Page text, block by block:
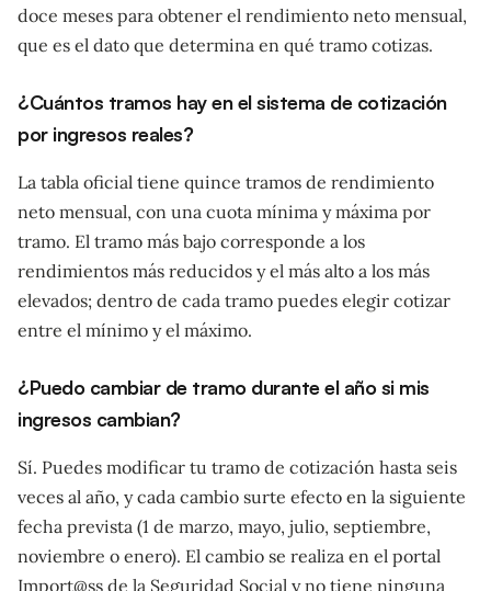
doce meses para obtener el rendimiento neto mensual,
que es el dato que determina en qué tramo cotizas.
¿Cuántos tramos hay en el sistema de cotización
por ingresos reales?
La tabla oficial tiene quince tramos de rendimiento
neto mensual, con una cuota mínima y máxima por
tramo. El tramo más bajo corresponde a los
rendimientos más reducidos y el más alto a los más
elevados; dentro de cada tramo puedes elegir cotizar
entre el mínimo y el máximo.
¿Puedo cambiar de tramo durante el año si mis
ingresos cambian?
Sí. Puedes modificar tu tramo de cotización hasta seis
veces al año, y cada cambio surte efecto en la siguiente
fecha prevista (1 de marzo, mayo, julio, septiembre,
noviembre o enero). El cambio se realiza en el portal
Import@ss de la Seguridad Social y no tiene ninguna